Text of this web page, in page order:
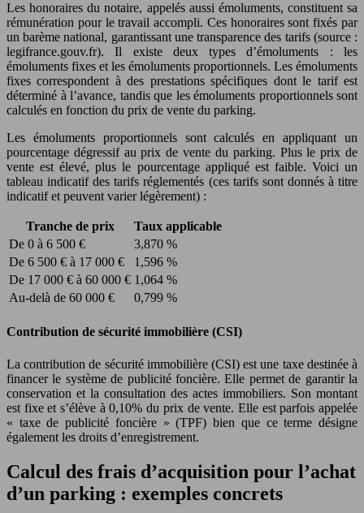
Les honoraires du notaire, appelés aussi émoluments, constituent sa
rémunération pour le travail accompli. Ces honoraires sont fixés par
un barème national, garantissant une transparence des tarifs (source :
legifrance.gouv.fr). Il existe deux types d’émoluments : les
émoluments fixes et les émoluments proportionnels. Les émoluments
fixes correspondent à des prestations spécifiques dont le tarif est
déterminé à l’avance, tandis que les émoluments proportionnels sont
calculés en fonction du prix de vente du parking.
Les émoluments proportionnels sont calculés en appliquant un
pourcentage dégressif au prix de vente du parking. Plus le prix de
vente est élevé, plus le pourcentage appliqué est faible. Voici un
tableau indicatif des tarifs réglementés (ces tarifs sont donnés à titre
indicatif et peuvent varier légèrement) :
Tranche de prix
Taux applicable
De 0 à 6 500 €
3,870 %
De 6 500 € à 17 000 €
1,596 %
De 17 000 € à 60 000 € 1,064 %
Au-delà de 60 000 €
0,799 %
Contribution de sécurité immobilière (CSI)
La contribution de sécurité immobilière (CSI) est une taxe destinée à
financer le système de publicité foncière. Elle permet de garantir la
conservation et la consultation des actes immobiliers. Son montant
est fixe et s’élève à 0,10% du prix de vente. Elle est parfois appelée
« taxe de publicité foncière » (TPF) bien que ce terme désigne
également les droits d’enregistrement.
Calcul des frais d’acquisition pour l’achat
d’un parking : exemples concrets